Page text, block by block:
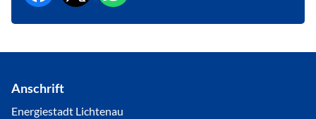
Anschrift
Energiestadt Lichtenau